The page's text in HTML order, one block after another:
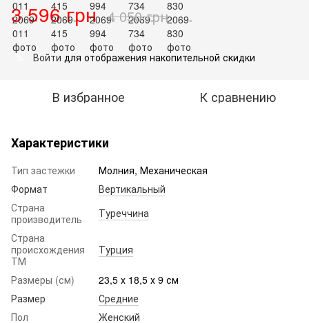
3 596 грн 4 050 грн
% Войти для отображения накопительной скидки
В избранное К сравнению
Характеристики
Тип застежки
Молния, Механическая
Формат
Вертикальный
Страна
производитель
Туреччина
Страна
происхождения
ТМ
Турция
Размеры (см)
23,5 х 18,5 х 9 см
Размер
Средние
Пол
Женский